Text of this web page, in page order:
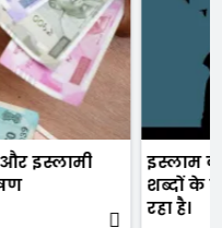
इस्लामी
इस्लाम
शब्दों के
रहा है।